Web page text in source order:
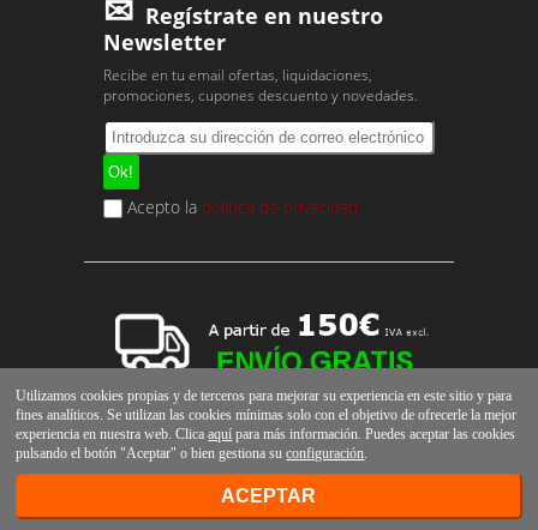
Regístrate en nuestro
Newsletter
Recibe en tu email ofertas, liquidaciones,
promociones, cupones descuento y novedades.
Acepto la política de privacidad
Utilizamos cookies propias y de terceros para mejorar su experiencia en este sitio y para
fines analíticos. Se utilizan las cookies mínimas solo con el objetivo de ofrecerle la mejor
experiencia en nuestra web. Clicaaquí para más información. Puedes aceptar las cookies
pulsando el botón "Aceptar" o bien gestiona suconfiguración.
ACEPTAR